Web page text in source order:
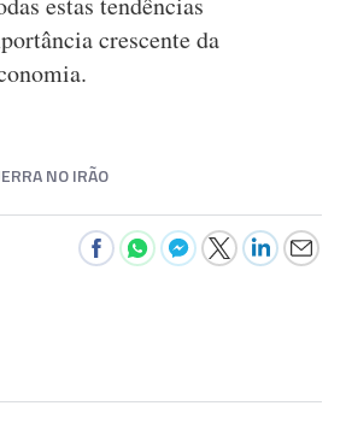
crescente da
NO IRÃO